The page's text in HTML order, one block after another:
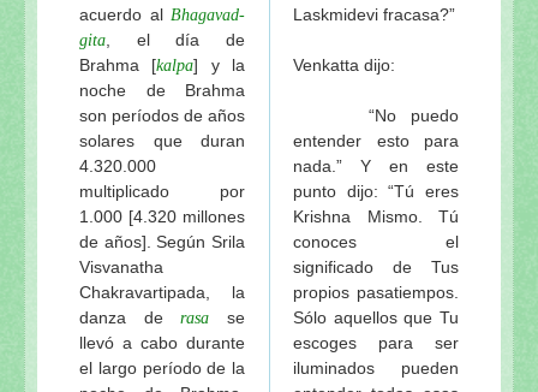
acuerdo al Bhagavad-
gita , el día de
Brahma [kalpa] y la
noche de Brahma
son períodos de años
solares que duran
4.320.000
multiplicado por
1.000 [4.320 millones
de años]. Según Srila
Visvanatha
Chakravartipada, la
danza de rasa se
llevó a cabo durante
el largo período de la
Laskmidevi fracasa?”
Venkatta dijo:
“No puedo
entender esto para
nada.” Y en este
punto dijo: “Tú eres
Krishna Mismo. Tú
conoces el
significado de Tus
propios pasatiempos.
Sólo aquellos que Tu
escoges para ser
iluminados pueden